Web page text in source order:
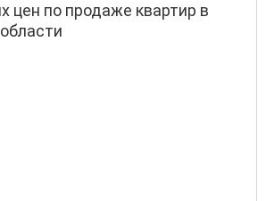
цен по продаже квартир в